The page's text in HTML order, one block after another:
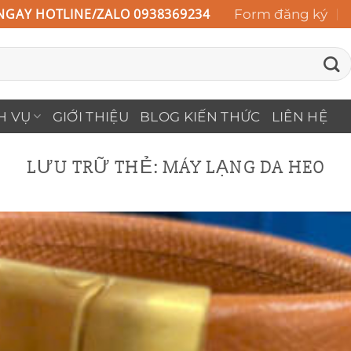
HOTLINE/ZALO 0938369234 Form đăng ký
VỤ GIỚI THIỆU BLOG KIẾN THỨC LIÊN HỆ
LƯU TRỮ THẺ:MÁY LẠNG DA HEO